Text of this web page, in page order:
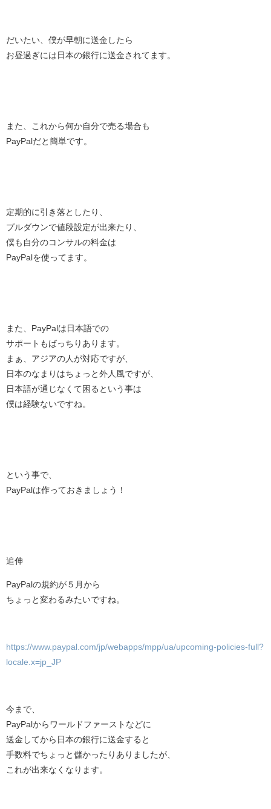
だいたい、僕が早朝に送金したら
お昼過ぎには日本の銀行に送金されてます。
また、これから何か自分で売る場合も
PayPalだと簡単です。
定期的に引き落としたり、
プルダウンで値段設定が出来たり、
僕も自分のコンサルの料金は
PayPalを使ってます。
また、PayPalは日本語での
サポートもばっちりあります。
まぁ、アジアの人が対応ですが、
日本のなまりはちょっと外人風ですが、
日本語が通じなくて困るという事は
僕は経験ないですね。
という事で、
PayPalは作っておきましょう！
追伸
PayPalの規約が５月から
ちょっと変わるみたいですね。
https://www.paypal.com/jp/webapps/mpp/ua/upcoming-policies-full?
locale.x=jp_JP
今まで、
PayPalからワールドファーストなどに
送金してから日本の銀行に送金すると
手数料でちょっと儲かったりありましたが、
これが出来なくなります。